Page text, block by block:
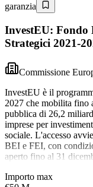
garanzia
InvestEU: Fondo
Strategici 2021-
Commissione
InvestEU è il
2027 che mobilita fino
pubblica di 26,2
imprese per
sociale. L'accesso
BEI e FEI, con
aperto fino al 31
Importo max